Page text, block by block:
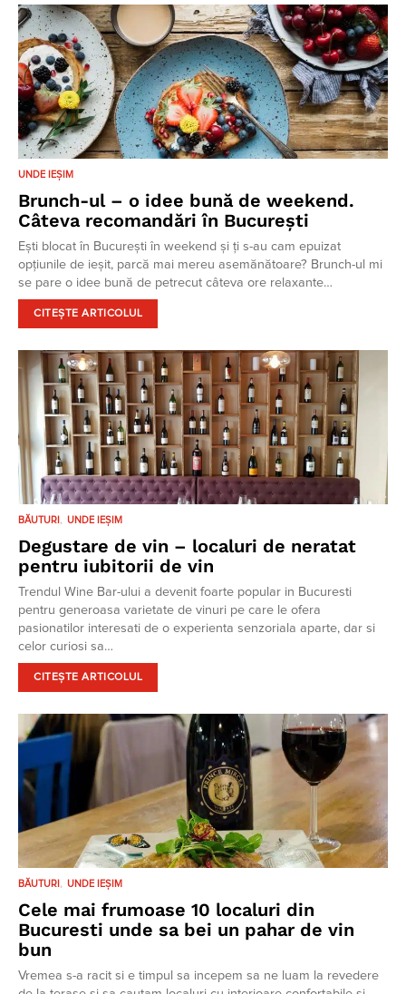
UNDE IEȘIM
Brunch-ul – o idee bună de weekend.
Câteva recomandări în București
Ești blocat în București în weekend și ți s-au cam epuizat
opțiunile de ieșit, parcă mai mereu asemănătoare? Brunch-ul mi
se pare o idee bună de petrecut câteva ore relaxante…
CITEȘTE ARTICOLUL
BĂUTURI UNDE IEȘIM
Degustare de vin – localuri de neratat
pentru iubitorii de vin
Trendul Wine Bar-ului a devenit foarte popular in Bucuresti
pentru generoasa varietate de vinuri pe care le ofera
pasionatilor interesati de o experienta senzoriala aparte, dar si
celor curiosi sa…
CITEȘTE ARTICOLUL
BĂUTURI UNDE IEȘIM
Cele mai frumoase 10 localuri din
Bucuresti unde sa bei un pahar de vin
bun
Vremea s-a racit si e timpul sa incepem sa ne luam la revedere